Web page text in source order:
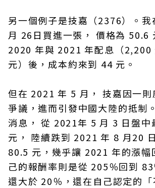
另一個例子是技嘉（2376）。
月 26日買進一張， 價格為 50.6
2020 年與 2021 年配息（
元）後，成本約來到 44 元。
但在 2021 年 5 月， 技嘉因一則
爭議，進而引發中國大陸的抵制
消息， 從 2021年 5 月 3 日盤中
元， 陸續跌到 2021 年 8 月20
80.5 元，幾乎讓 2021 年的漲幅
己的報酬率則是從 205％回到
還大於 20％，還在自己認定的